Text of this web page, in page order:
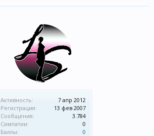
Активность:
7 апр 2012
Регистрация:
13 фев 2007
Сообщения:
3.784
Симпатии:
0
Баллы:
0